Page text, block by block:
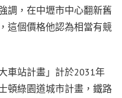
調，在中壢市中心翻新舊
這個價格他認為相當有競
車站計畫」計於2031年
頓綠園道城市計畫，鐵路